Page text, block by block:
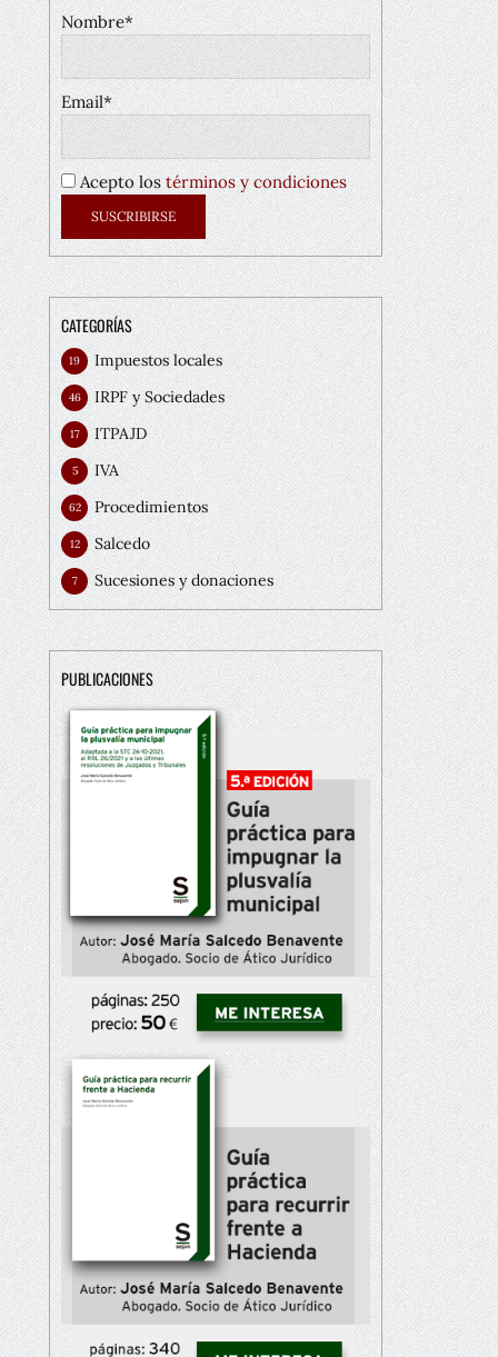
Nombre*
Email*
Acepto lostérminos y condiciones
CATEGORÍAS
Impuestos locales
19
IRPF y Sociedades
46
ITPAJD
17
IVA
5
Procedimientos
62
Salcedo
12
Sucesiones y donaciones
7
PUBLICACIONES